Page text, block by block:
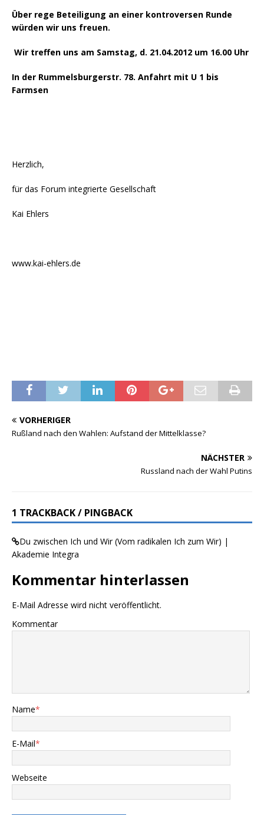
Über rege Beteiligung an einer kontroversen Runde
würden wir uns freuen.
Wir treffen uns am Samstag, d. 21.04.2012 um 16.00 Uhr
In der Rummelsburgerstr. 78. Anfahrt mit U 1 bis
Farmsen
Herzlich,
für das Forum integrierte Gesellschaft
Kai Ehlers
www.kai-ehlers.de
VORHERIGER
Rußland nach den Wahlen: Aufstand der Mittelklasse?
NÄCHSTER
Russland nach der Wahl Putins
1 TRACKBACK / PINGBACK
Du zwischen Ich und Wir (Vom radikalen Ich zum Wir) |
Akademie Integra
Kommentar hinterlassen
E-Mail Adresse wird nicht veröffentlicht.
Kommentar
Name*
E-Mail*
Webseite